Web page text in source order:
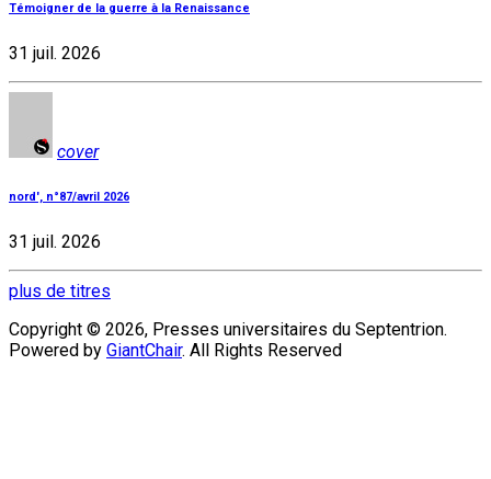
Témoigner de la guerre à la Renaissance
31 juil. 2026
cover
nord', n°87/avril 2026
31 juil. 2026
plus de titres
Copyright © 2026, Presses universitaires du Septentrion.
Powered by GiantChair. All Rights Reserved